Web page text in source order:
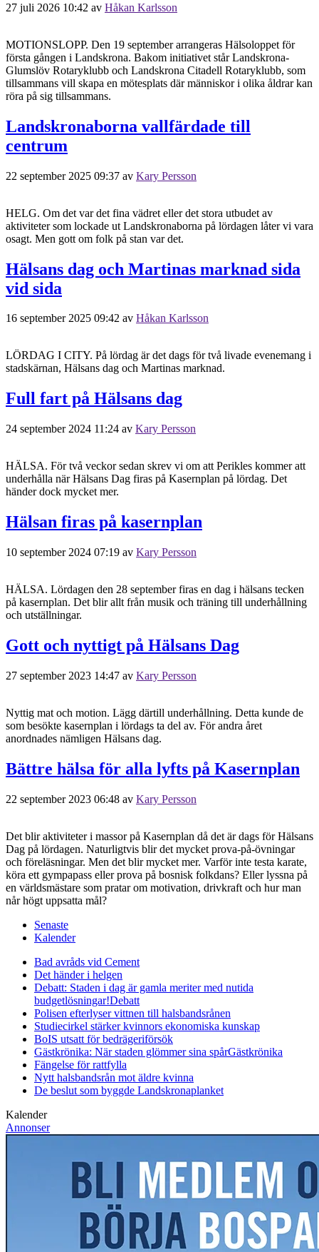
27 juli 2026 10:42 av Håkan Karlsson
MOTIONSLOPP. Den 19 september arrangeras Hälsoloppet för
första gången i Landskrona. Bakom initiativet står Landskrona-
Glumslöv Rotaryklubb och Landskrona Citadell Rotaryklubb, som
tillsammans vill skapa en mötesplats där människor i olika åldrar kan
röra på sig tillsammans.
Landskronaborna vallfärdade till
centrum
22 september 2025 09:37 av Kary Persson
HELG. Om det var det fina vädret eller det stora utbudet av
aktiviteter som lockade ut Landskronaborna på lördagen låter vi vara
osagt. Men gott om folk på stan var det.
Hälsans dag och Martinas marknad sida
vid sida
16 september 2025 09:42 av Håkan Karlsson
LÖRDAG I CITY. På lördag är det dags för två livade evenemang i
stadskärnan, Hälsans dag och Martinas marknad.
Full fart på Hälsans dag
24 september 2024 11:24 av Kary Persson
HÄLSA. För två veckor sedan skrev vi om att Perikles kommer att
underhålla när Hälsans Dag firas på Kasernplan på lördag. Det
händer dock mycket mer.
Hälsan firas på kasernplan
10 september 2024 07:19 av Kary Persson
HÄLSA. Lördagen den 28 september firas en dag i hälsans tecken
på kasernplan. Det blir allt från musik och träning till underhållning
och utställningar.
Gott och nyttigt på Hälsans Dag
27 september 2023 14:47 av Kary Persson
Nyttig mat och motion. Lägg därtill underhållning. Detta kunde de
som besökte kasernplan i lördags ta del av. För andra året
anordnades nämligen Hälsans dag.
Bättre hälsa för alla lyfts på Kasernplan
22 september 2023 06:48 av Kary Persson
Det blir aktiviteter i massor på Kasernplan då det är dags för Hälsans
Dag på lördagen. Naturligtvis blir det mycket prova-på-övningar
och föreläsningar. Men det blir mycket mer. Varför inte testa karate,
köra ett gympapass eller prova på bosnisk folkdans? Eller lyssna på
en världsmästare som pratar om motivation, drivkraft och hur man
når högt uppsatta mål?
Senaste
Kalender
Bad avråds vid Cement
Det händer i helgen
Debatt: Staden i dag är gamla meriter med nutida
budgetlösningar!Debatt
Polisen efterlyser vittnen till halsbandsrånen
Studiecirkel stärker kvinnors ekonomiska kunskap
BoIS utsatt för bedrägeriförsök
Gästkrönika: När staden glömmer sina spårGästkrönika
Fängelse för rattfylla
Nytt halsbandsrån mot äldre kvinna
De beslut som byggde Landskronaplanket
Kalender
Annonser